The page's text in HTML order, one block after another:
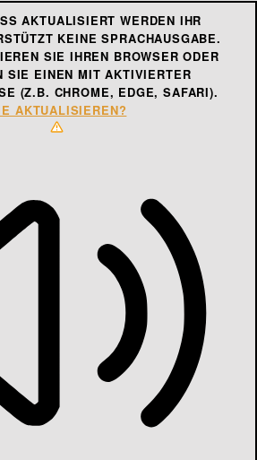
AKTUALISIERT WERDEN IHR
KEINE SPRACHAUSGABE.
SIE IHREN BROWSER ODER
SIE EINEN MIT AKTIVIERTER
(Z.B. CHROME, EDGE, SAFARI).
AKTUALISIEREN?